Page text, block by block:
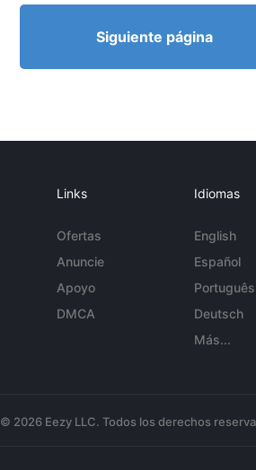
Siguiente página
Links
Ofertas
Anuncie
Apoyo
DMCA
Idiomas
English
Español
Português
Deutsch
Más...
© 2026 Eezy LLC. Todos los derechos